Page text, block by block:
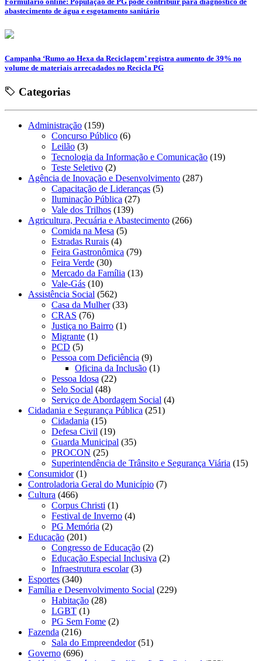
abastecimento de água e esgotamento sanitário
Campanha ‘Rumo ao Hexa da Reciclagem’ registra aumento de 39% no
volume de materiais arrecadados no Recicla PG
Categorias
Administração (159)
Concurso Público (6)
Leilão (3)
Tecnologia da Informação e Comunicação (19)
Teste Seletivo (2)
Agência de Inovação e Desenvolvimento (287)
Capacitação de Lideranças (5)
Iluminação Pública (27)
Vale dos Trilhos (139)
Agricultura, Pecuária e Abastecimento (266)
Comida na Mesa (5)
Estradas Rurais (4)
Feira Gastronômica (79)
Feira Verde (30)
Mercado da Família (13)
Vale-Gás (10)
Assistência Social (562)
Casa da Mulher(33)
CRAS (76)
Justiça no Bairro (1)
Migrante (1)
PCD (5)
Pessoa com Deficiência (9)
Oficina da Inclusão (1)
Pessoa Idosa (22)
Selo Social (48)
Serviço de Abordagem Social (4)
Cidadania e Segurança Pública (251)
Cidadania (15)
Defesa Civil (19)
Guarda Municipal (35)
PROCON (25)
Superintendência de Trânsito e Segurança Viária (15)
Consumidor(1)
Controladoria Geral do Município (7)
Cultura (466)
Corpus Christi (1)
Festival de Inverno (4)
PG Memória (2)
Educação (201)
Congresso de Educação (2)
Educação Especial Inclusiva (2)
Infraestrutura escolar(3)
Esportes (340)
Família e Desenvolvimento Social (229)
Habitação (28)
LGBT (1)
PG Sem Fome (2)
Fazenda (216)
Sala do Empreendedor(51)
Governo (696)